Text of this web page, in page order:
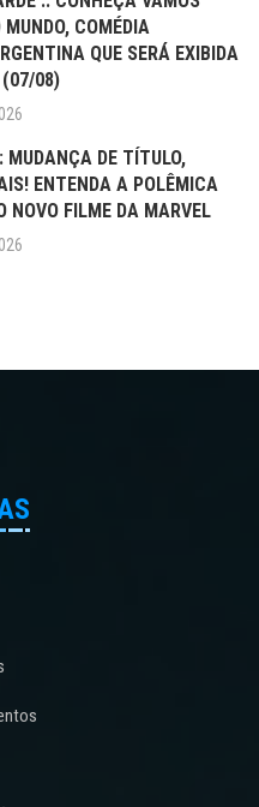
COMÉDIA
QUE SERÁ EXIBIDA
(07/08)
MUDANÇA DE TÍTULO,
ENTENDA A POLÊMICA
NOVO FILME DA MARVEL